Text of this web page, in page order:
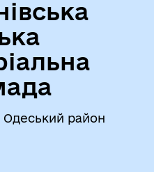
Одеський район